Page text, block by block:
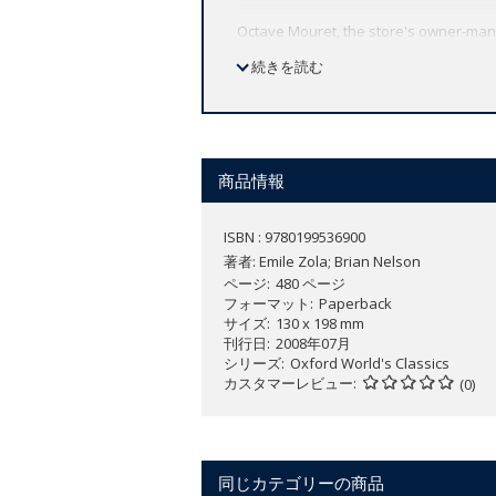
Octave Mouret, the store's owner-
great seducer. But when he falls in
commodified.
続きを読む
商品情報
ISBN : 9780199536900
著者: Emile Zola; Brian Nelson
ページ 480 ページ
フォーマット
Paperback
サイズ 130 x 198 mm
刊行日 2008年07月
シリーズ Oxford World's Classics
カスタマーレビュー
(0)
同じカテゴリーの商品